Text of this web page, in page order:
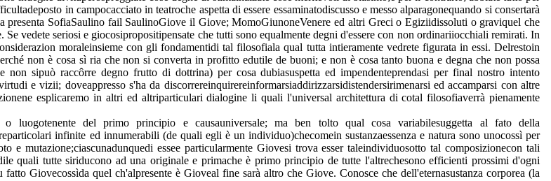
in campocacciato in teatroche aspetta di essere essaminatodiscusso e messo alparagonequando si consertarà
presenta SofiaSaulino fail SaulinoGiove il Giove; MomoGiunoneVenere ed altri Greci o Egiziidissoluti o graviquel che
vedete seriosi e giocosipropositipensate che tutti sono equalmente degni d'essere con non ordinariiocchiali remirati. In
moraleinsieme con gli fondamentidi tal filosofiala qual tutta intieramente vedrete figurata in essi. Delrestoin
non è cosa sì ria che non si converta in profitto edutile de buoni; e non è cosa tanto buona e degna che non possa
sipuò raccôrre degno frutto di dottrina) per cosa dubiasuspetta ed impendenteprendasi per final nostro intento
e vizii; doveappresso s'ha da discorrereinquirereinformarsiaddirizzarsidistendersirimenarsi ed accamparsi con altre
esplicaremo in altri ed altriparticulari dialogine li quali l'universal architettura di cotal filosofiaverrà pienamente
luogotenente del primo principio e causauniversale; ma ben tolto qual cosa variabilesuggetta al fato della
infinite ed innumerabili (de quali egli è un individuo)checomein sustanzaessenza e natura sono unocossì per
mutazione;ciascunadunquedi essee particularmente Giovesi trova esser taleindividuosotto tal composizionecon tali
quali tutte siriducono ad una originale e primache è primo principio de tutte l'altrechesono efficienti prossimi d'ogni
Giovecossìda quel ch'alpresente è Gioveal fine sarà altro che Giove. Conosce che dell'eternasustanza corporea (la